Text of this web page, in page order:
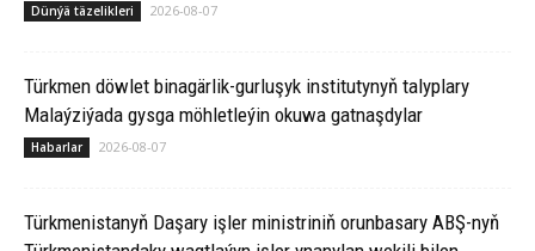
Dünýä täzelikleri 2026-08-07
Türkmen döwlet binagärlik-gurluşyk institutynyň talyplary
Malaýziýada gysga möhletleýin okuwa gatnaşdylar
Habarlar 2026-08-07
Türkmenistanyň Daşary işler ministriniň orunbasary ABŞ-nyň